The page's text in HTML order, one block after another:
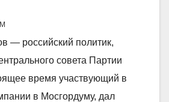
— российский политик,
совета Партии
время участвующий в
в Мосгордуму, дал